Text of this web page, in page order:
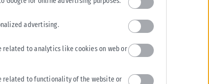
advertising.
related to analytics like cookies on web or
related to functionality of the website or